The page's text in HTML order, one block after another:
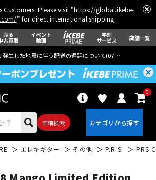
Customers: Please visit "https://global.ikebe-
" for direct international shipping.
売る
古買取
イベント
動画
学割
サービス 店舗一覧
発生した地震に伴う配送の遅延について(07月29日
詳細検索
0
エレキギター その他 P.R.S. PRS